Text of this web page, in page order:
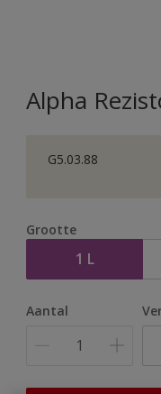
Alpha
G5.03.88
Grootte
1 L
Aantal